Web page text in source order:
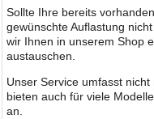
Sollte Ihre bereits
gewünschte Auflastung
wir Ihnen in unserem Shop
austauschen.
Unser Service umfasst
bieten auch für viele
an.